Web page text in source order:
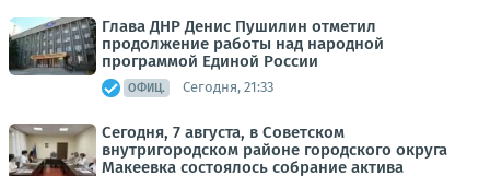
Глава ДНР Денис Пушилин отметил
продолжение работы над народной
программой Единой России
ОФИЦ. Сегодня, 21:33
Сегодня, 7 августа, в Советском
внутригородском районе городского округа
Макеевка состоялось собрание актива